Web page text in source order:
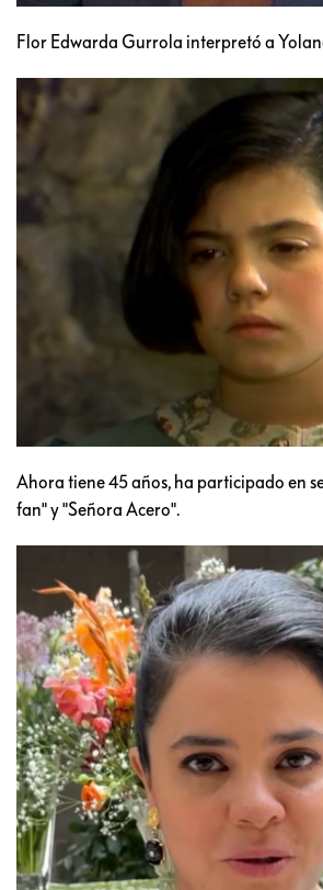
Flor Edwarda Gurrola interpretó a
Ahora tiene 45 años, ha participado en
fan" y "Señora Acero".